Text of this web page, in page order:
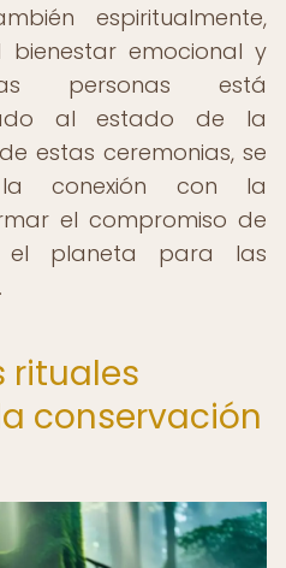
espiritualmente,
bienestar emocional y
personas está
al estado de la
estas ceremonias, se
conexión con la
el compromiso de
planeta para las
rituales
conservación